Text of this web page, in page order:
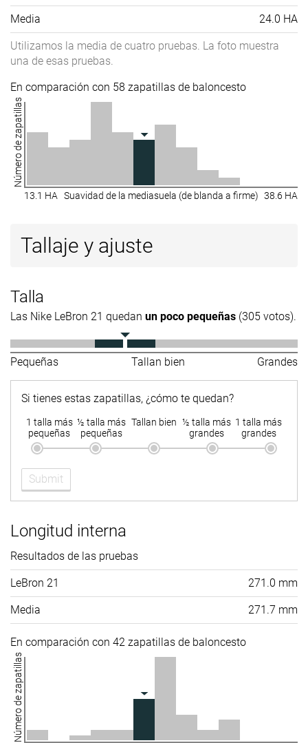
Media 24.0 HA
Utilizamos la media de cuatro pruebas. La foto muestra
una de esas pruebas.
En comparación con 58 zapatillas de baloncesto
Número de zapatillas
13.1 HA Suavidad de la mediasuela (de blanda a firme) 38.6 HA
Tallaje y ajuste
Talla
Las Nike LeBron 21 quedan un poco pequeñas (305 votos).
Pequeñas Tallan bien Grandes
Si tienes estas zapatillas, ¿cómo te quedan?
1 talla más
pequeñas
½ talla más
pequeñas
Tallan bien ½ talla más
grandes
1 talla más
grandes
Submit
Longitud interna
Resultados de las pruebas
LeBron 21 271.0 mm
Media 271.7 mm
En comparación con 42 zapatillas de baloncesto
Número de zapatillas